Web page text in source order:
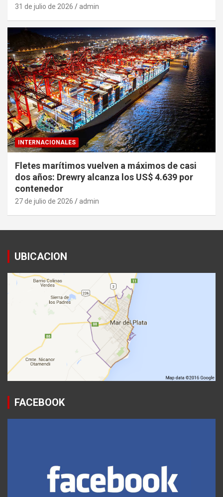
31 de julio de 2026 admin
INTERNACIONALES
Fletes marítimos vuelven a máximos de casi
dos años: Drewry alcanza los US$ 4.639 por
contenedor
27 de julio de 2026 admin
UBICACION
FACEBOOK